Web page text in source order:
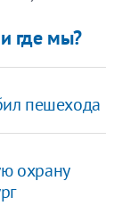
где мы?
пешехода
охрану